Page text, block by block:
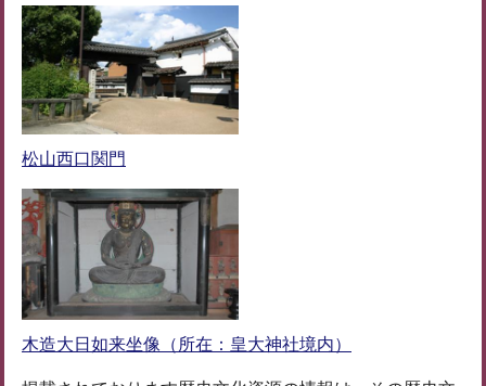
松山西口関門
木造大日如来坐像（所在：皇大神社境内）